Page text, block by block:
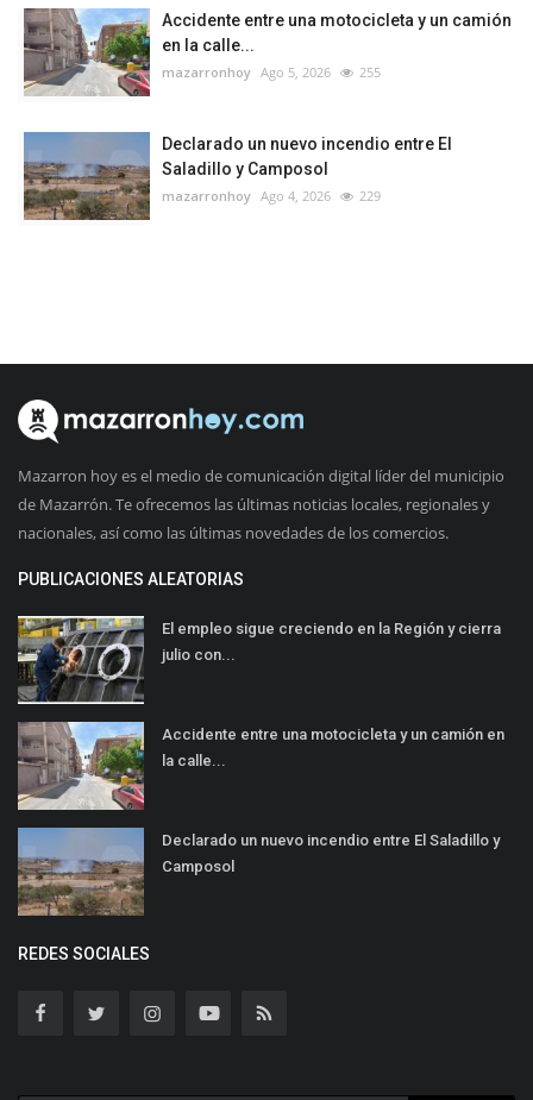
Accidente entre una motocicleta y un camión
en la calle...
mazarronhoy Ago 5, 2026 255
Declarado un nuevo incendio entre El
Saladillo y Camposol
mazarronhoy Ago 4, 2026 229
Mazarron hoy es el medio de comunicación digital líder del municipio
de Mazarrón. Te ofrecemos las últimas noticias locales, regionales y
nacionales, así como las últimas novedades de los comercios.
PUBLICACIONES ALEATORIAS
El empleo sigue creciendo en la Región y cierra
julio con...
Accidente entre una motocicleta y un camión en
la calle...
Declarado un nuevo incendio entre El Saladillo y
Camposol
REDES SOCIALES